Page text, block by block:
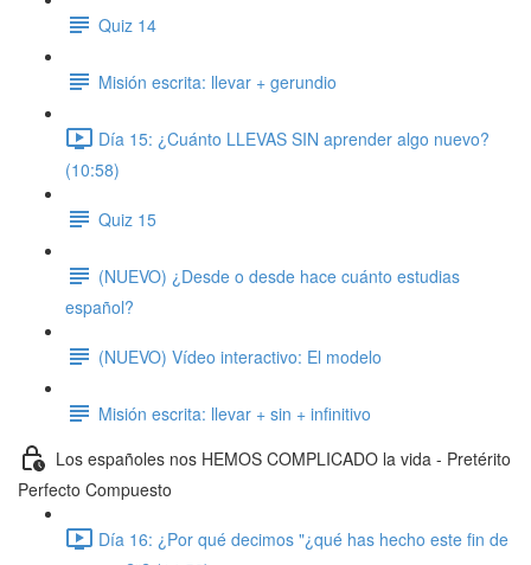
Quiz 14
Misión escrita: llevar + gerundio
Día 15: ¿Cuánto LLEVAS SIN aprender algo nuevo?
(10:58)
Quiz 15
(NUEVO) ¿Desde o desde hace cuánto estudias
español?
(NUEVO) Vídeo interactivo: El modelo
Misión escrita: llevar + sin + infinitivo
Los españoles nos HEMOS COMPLICADO la vida - Pretérito
Perfecto Compuesto
Día 16: ¿Por qué decimos "¿qué has hecho este fin de